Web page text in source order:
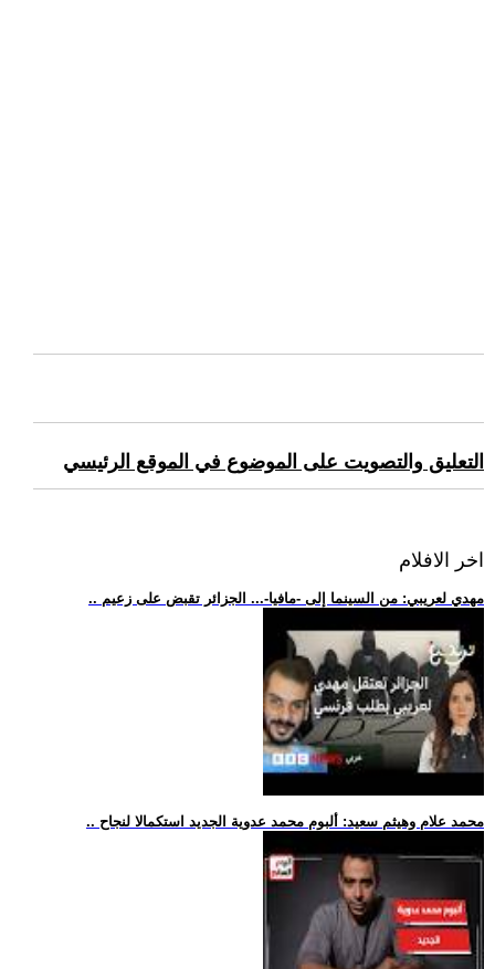
التعليق والتصويت على الموضوع في الموقع الرئيسي
اخر الافلام
.. مهدي لعريبي: من السينما إلى -مافيا-... الجزائر تقبض على زعيم
.. محمد علام وهيثم سعيد: ألبوم محمد عدوية الجديد استكمالا لنجاح